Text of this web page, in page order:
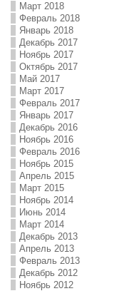
Март 2018
Февраль 2018
Январь 2018
Декабрь 2017
Ноябрь 2017
Октябрь 2017
Май 2017
Март 2017
Февраль 2017
Январь 2017
Декабрь 2016
Ноябрь 2016
Февраль 2016
Ноябрь 2015
Апрель 2015
Март 2015
Ноябрь 2014
Июнь 2014
Март 2014
Декабрь 2013
Апрель 2013
Февраль 2013
Декабрь 2012
Ноябрь 2012